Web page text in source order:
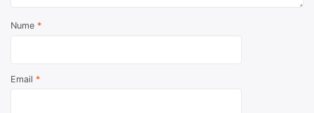
Nume *
Email *